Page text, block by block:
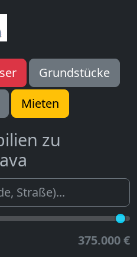
Grundstücke
Mieten
zu
375.000 €